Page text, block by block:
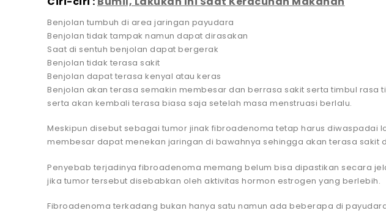
Benjolan tumbuh di area jaringan payudara
Benjolan tidak tampak namun dapat dirasakan
Saat di sentuh benjolan dapat bergerak
Benjolan tidak terasa sakit
Benjolan dapat terasa kenyal atau keras
Benjolan akan terasa semakin membesar dan berrasa sakit serta timbul rasa
serta akan kembali terasa biasa saja setelah masa menstruasi berlalu.
Meskipun disebut sebagai tumor jinak fibroadenoma tetap harus diwaspadai
membesar dapat menekan jaringan di bawahnya sehingga akan terasa sakit
Penyebab terjadinya fibroadenoma memang belum bisa dipastikan secara
jika tumor tersebut disebabkan oleh aktivitas hormon estrogen yang berlebih.
Fibroadenoma terkadang bukan hanya satu namun ada beberapa di